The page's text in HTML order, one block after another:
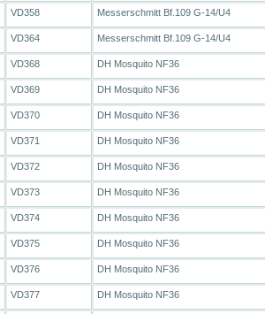
VD358 Messerschmitt Bf.109 G-14/U4
VD364 Messerschmitt Bf.109 G-14/U4
VD368 DH Mosquito NF36
VD369 DH Mosquito NF36
VD370 DH Mosquito NF36
VD371 DH Mosquito NF36
VD372 DH Mosquito NF36
VD373 DH Mosquito NF36
VD374 DH Mosquito NF36
VD375 DH Mosquito NF36
VD376 DH Mosquito NF36
VD377 DH Mosquito NF36